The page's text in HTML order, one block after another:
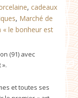
, cadeaux
, Marché de
le bonheur est
(91) avec
et toutes ses